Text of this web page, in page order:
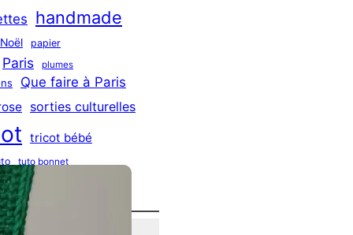
handmade
Noël papier
Paris plumes
Que faire à Paris
sorties culturelles
tricot bébé
tuto bonnet